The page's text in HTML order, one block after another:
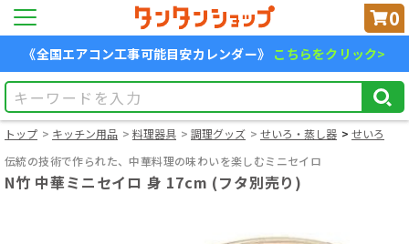
0
《全国エアコン工事可能目安カレンダー》 こちらをクリック>
トップ キッチン用品 料理器具 調理グッズ せいろ・蒸し器
せいろ
伝統の技術で作られた、中華料理の味わいを楽しむミニセイロ
N竹 中華ミニセイロ 身 17cm (フタ別売り)